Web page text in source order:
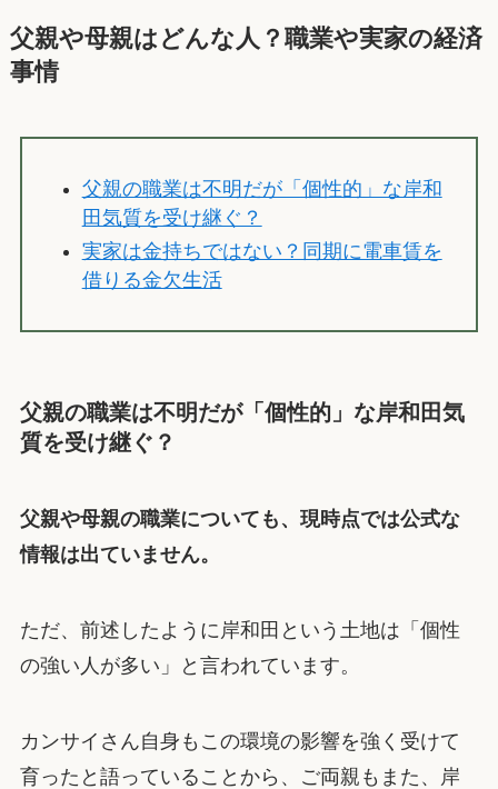
父親や母親はどんな人？職業や実家の経済
事情
父親の職業は不明だが「個性的」な岸和
田気質を受け継ぐ？
実家は金持ちではない？同期に電車賃を
借りる金欠生活
父親の職業は不明だが「個性的」な岸和田気
質を受け継ぐ？
父親や母親の職業についても、現時点では公式な
情報は出ていません。
ただ、前述したように岸和田という土地は「個性
の強い人が多い」と言われています。
カンサイさん自身もこの環境の影響を強く受けて
育ったと語っていることから、ご両親もまた、岸